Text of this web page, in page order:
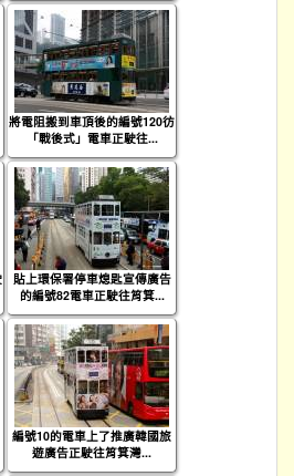
將電阻搬到車頂後的編號120彷
「戰後式」電車正駛往...
貼上環保署停車熄匙宣傳廣告
的編號82電車正駛往筲箕...
編號10的電車上了推廣韓國旅
遊廣告正駛往筲箕灣...